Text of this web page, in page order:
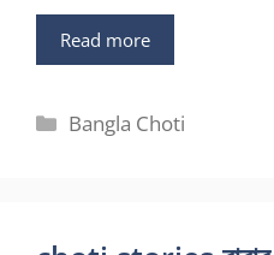
Read more
Categories
Bangla Choti